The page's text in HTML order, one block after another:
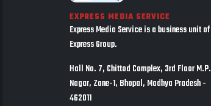
EXPRESS MEDIA SERVICE
Express Media Service is a business unit of
Express Group.
Hall No. 7, Chittod Complex, 3rd Floor M.P.
Nagar, Zone-1, Bhopal, Madhya Pradesh -
462011